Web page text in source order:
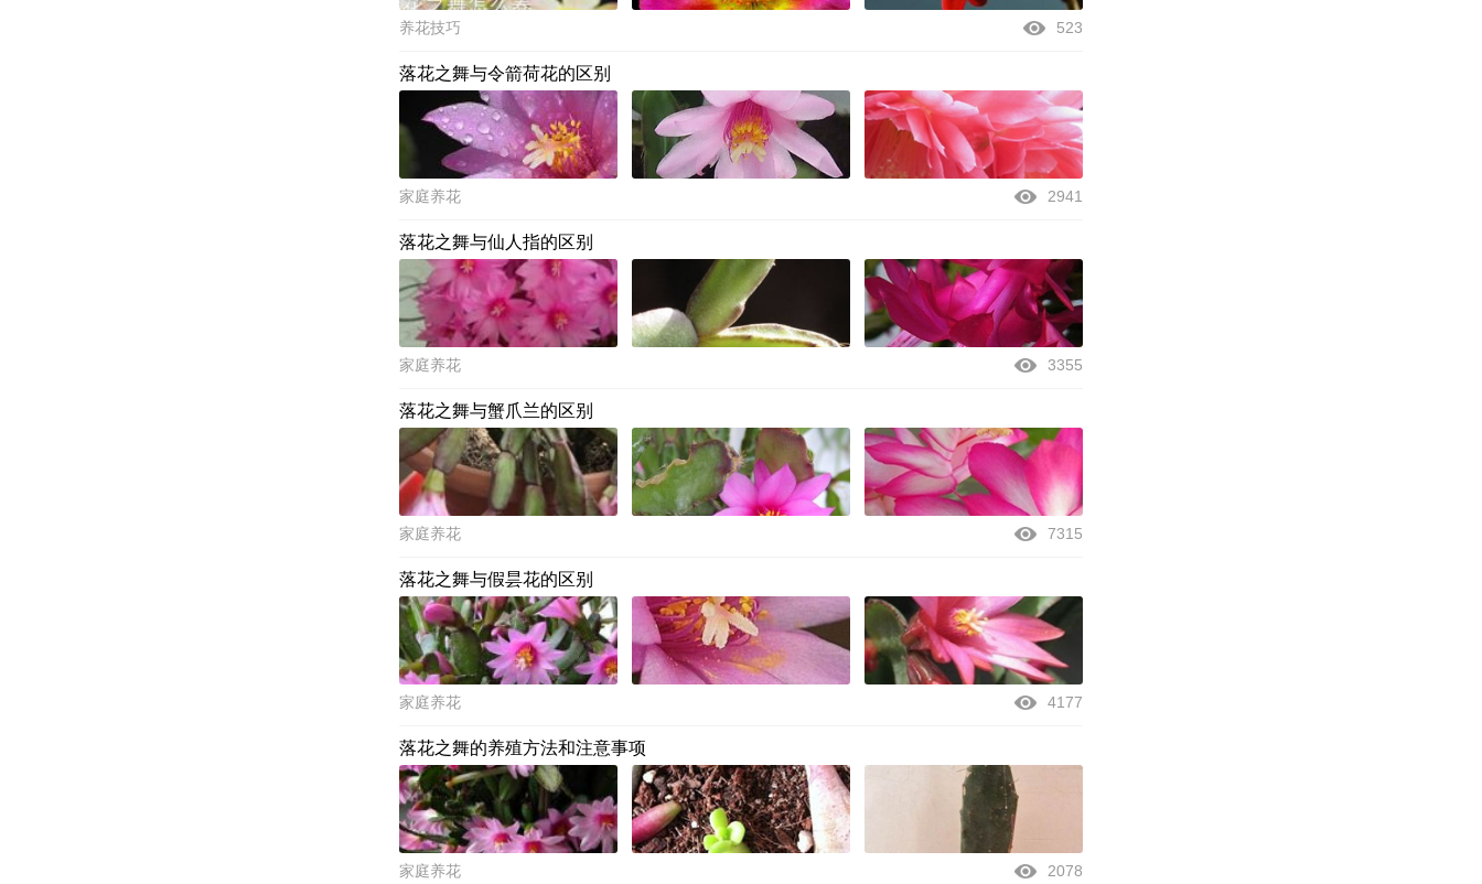
养花技巧 523
落花之舞与令箭荷花的区别
家庭养花 2941
落花之舞与仙人指的区别
家庭养花 3355
落花之舞与蟹爪兰的区别
家庭养花 7315
落花之舞与假昙花的区别
家庭养花 4177
落花之舞的养殖方法和注意事项
家庭养花 2078